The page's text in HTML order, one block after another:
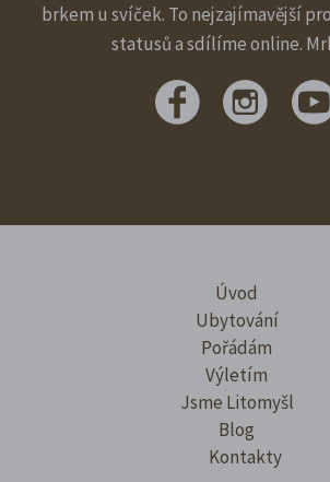
brkem u svíček. To nejzajímavější
statusů a sdílíme online.
Úvod
Ubytování
Pořádám
Výletím
Jsme Litomyšl
Blog
Kontakty